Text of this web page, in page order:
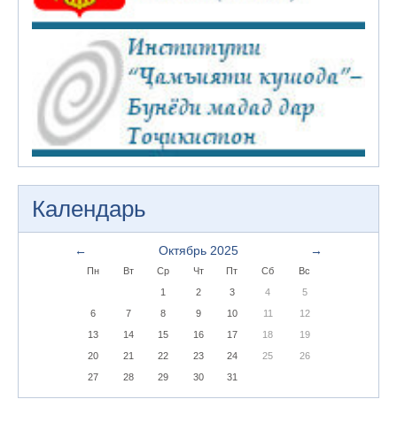
Календарь
← Октябрь 2025 →
Пн Вт Ср Чт Пт Сб
Вс
1
2 3 4
5
6
7 8 9 10 11
12
13
14 15 16 17 18
19
20
21 22 23 24 25
26
27
28 29 30 31